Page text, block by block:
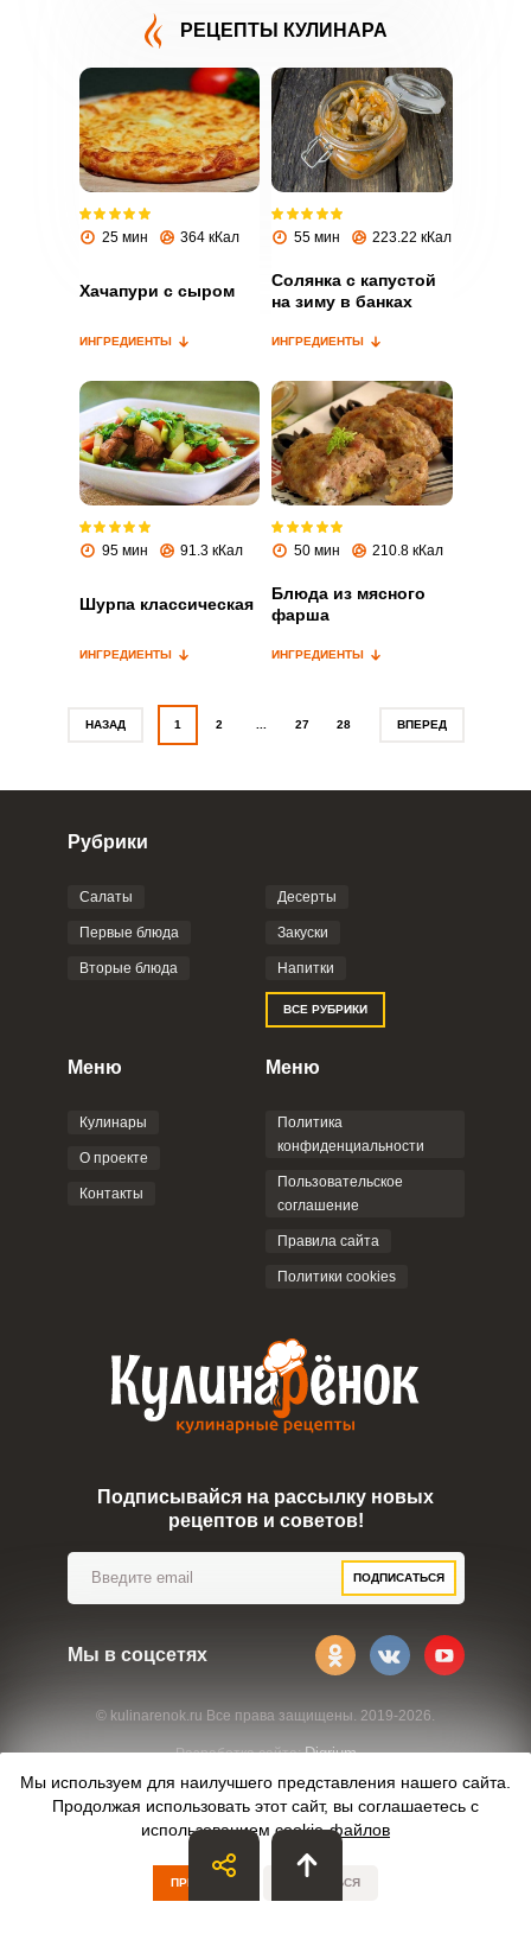
РЕЦЕПТЫ КУЛИНАРА
25 мин 364 кКал
Хачапури с сыром
ИНГРЕДИЕНТЫ
55 мин 223.22 кКал
Солянка с капустой
на зиму в банках
ИНГРЕДИЕНТЫ
95 мин 91.3 кКал
Шурпа классическая
ИНГРЕДИЕНТЫ
50 мин 210.8 кКал
Блюда из мясного
фарша
ИНГРЕДИЕНТЫ
НАЗАД 1 2 27 28 ВПЕРЕД
© kulinarenok.ru Все права защищены. 2019-2026.
Разработка сайта:Digrium
Рубрики
Салаты
Первые блюда
Вторые блюда
Десерты
Закуски
Напитки
ВСЕ РУБРИКИ
Меню
Кулинары
О проекте
Контакты
Меню
Политика
конфиденциальности
Пользовательское
соглашение
Правила сайта
Политики cookies
Подписывайся на рассылку новых
рецептов и советов!
ПОДПИСАТЬСЯ
Мы в соцсетях
ВХОД НА САЙТ РЕГИСТРАЦИЯ
Войдите
с помощью социальных сетей:
или
Запомнить меня
ЕЩЕ НЕ ЗАРЕГИСТРИРОВАННЫ?
Забыли пароль?
Мы используем для наилучшего представления нашего сайта.
Продолжая использовать этот сайт, вы соглашаетесь с
использованиемcookie-файлов
ПРИНЯТЬ ОТКАЗАТЬСЯ